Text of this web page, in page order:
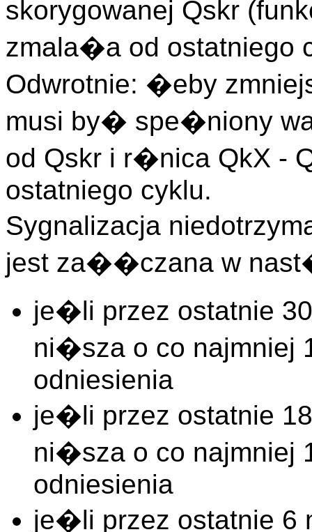
skorygowanej Qskr
zmala�a od ostatniego
Odwrotnie: �eby
musi by� spe�niony
od Qskr i r�nica QkX -
ostatniego cyklu.
Sygnalizacja
jest za��czana w
je�li przez ostatnie
ni�sza o co
odniesienia
je�li przez ostatnie
ni�sza o co
odniesienia
je�li przez ostatnie